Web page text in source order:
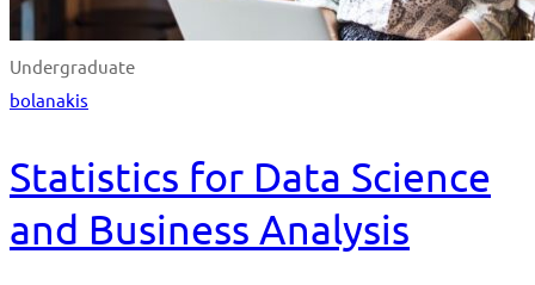
Undergraduate
bolanakis
Statistics for Data Science
and Business Analysis